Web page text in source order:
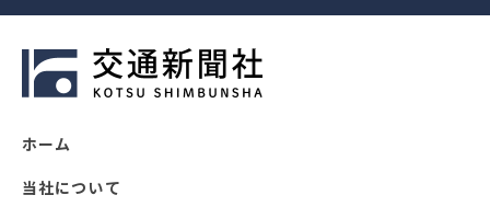
ホーム
当社について